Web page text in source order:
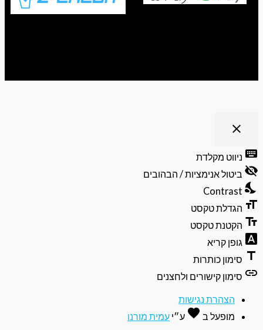
close
וסגירה
של
תפריט
הנגישות
ניווט מקלדת
ביטול אנימציות / הבהובים
Contrast
הגדלת טקסט
הקטנת טקסט
גופן קריא
סימון כותרות
סימון קישורים ולחצנים
הצהרת נגישות
מופעל בfavoriteאהבה
ע״יעמית מורנו